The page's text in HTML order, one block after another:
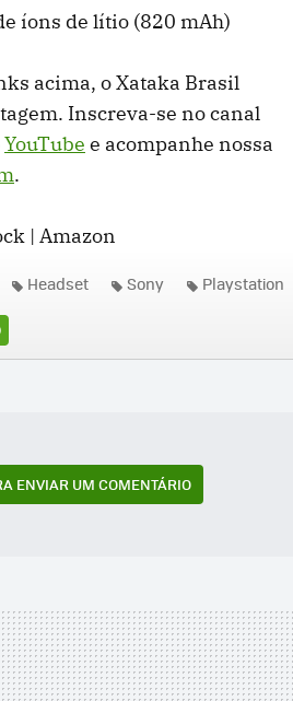
íons de lítio (820 mAh)
acima, o Xataka Brasil
Inscreva-se no canal
YouTube e acompanhe nossa
.
| Amazon
Headset Sony Playstation
ENVIAR UM COMENTÁRIO